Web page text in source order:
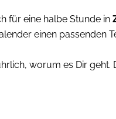
für eine halbe Stunde in
einen passenden
worum es Dir geht.